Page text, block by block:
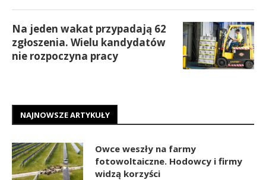
Na jeden wakat przypadają 62
zgłoszenia. Wielu kandydatów
nie rozpoczyna pracy
NAJNOWSZE ARTYKUŁY
Owce weszły na farmy
fotowoltaiczne. Hodowcy i firmy
widzą korzyści